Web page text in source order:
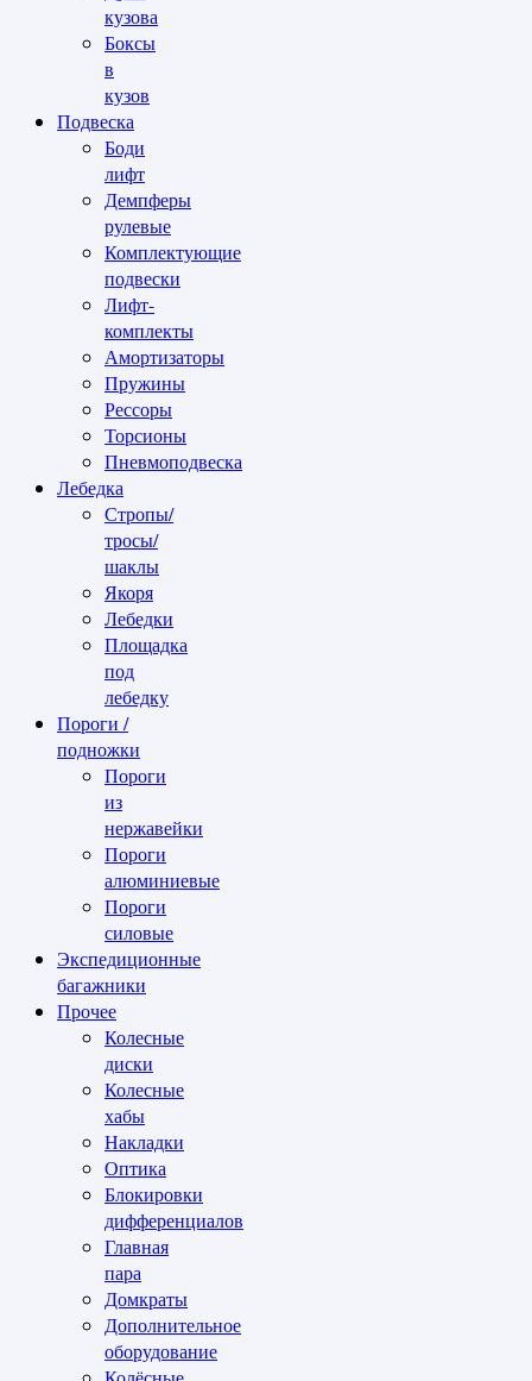
кузова
Боксы
в
кузов
Подвеска
Боди
лифт
Демпферы
рулевые
Комплектующие
подвески
Лифт-
комплекты
Амортизаторы
Пружины
Рессоры
Торсионы
Пневмоподвеска
Лебедка
Стропы/
тросы/
шаклы
Якоря
Лебедки
Площадка
под
лебедку
Пороги /
подножки
Пороги
из
нержавейки
Пороги
алюминиевые
Пороги
силовые
Экспедиционные
багажники
Прочее
Колесные
диски
Колесные
хабы
Накладки
Оптика
Блокировки
дифференциалов
Главная
пара
Домкраты
Дополнительное
оборудование